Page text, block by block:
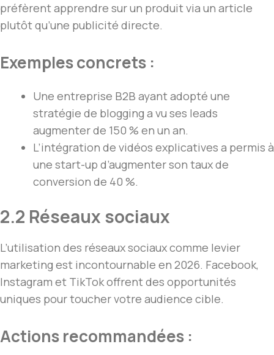
préfèrent apprendre sur un produit via un article
plutôt qu’une publicité directe.
Exemples concrets :
Une entreprise B2B ayant adopté une
stratégie de blogging a vu ses leads
augmenter de 150 % en un an.
L’intégration de vidéos explicatives a permis à
une start-up d’augmenter son taux de
conversion de 40 %.
2.2 Réseaux sociaux
L’utilisation des réseaux sociaux comme levier
marketing est incontournable en 2026. Facebook,
Instagram et TikTok offrent des opportunités
uniques pour toucher votre audience cible.
Actions recommandées :